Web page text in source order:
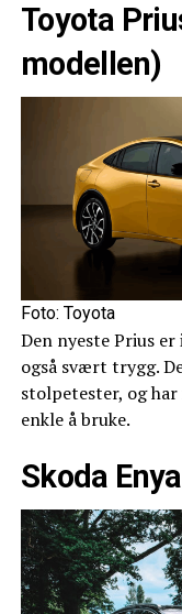
Toyota
modellen)
Foto: Toyota
Den nyeste Prius
også svært trygg.
stolpetester, og
enkle å bruke.
Skoda